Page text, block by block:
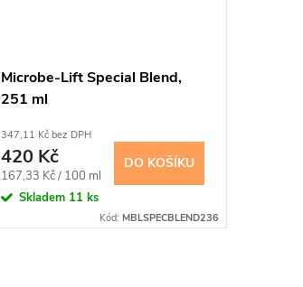
Microbe-Lift Special Blend,
251 ml
347,11 Kč bez DPH
420 Kč
Měrná
cena:
167,33 Kč / 100 ml
Skladem 11 ks
DO KOŠÍKU
Kód: MBLSPECBLEND236